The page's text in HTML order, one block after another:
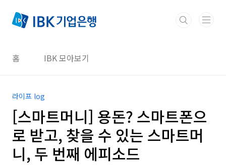
홈 IBK 모아보기
라이프 log
[스마트머니] 용돈? 스마트폰으
로 받고, 찾을 수 있는 스마트머
니, 두 번째 에피소드